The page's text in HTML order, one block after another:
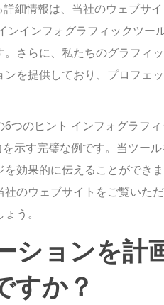
細情報は、当社のウェブサ
ンインフォグラフィックツー
さらに、私たちのグラフィ
を提供しており、プロフェ
つのヒント インフォグラフ
示す完璧な例です。当ツー
効果的に伝えることができ
のウェブサイトをご覧いた
う。
ションを計
すか？